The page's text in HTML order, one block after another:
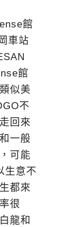
館
車站
館
似美
不
回來
一般
可能
生意不
都來
很
龍和